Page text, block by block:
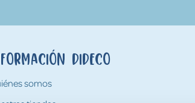
Dideco
somos